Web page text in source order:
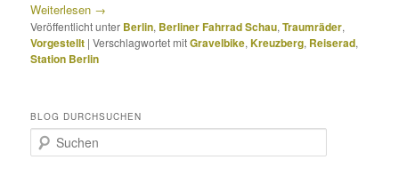
Weiterlesen →
Veröffentlicht unter Berlin, Berliner Fahrrad Schau,Traumräder,
Vorgestellt |Verschlagwortet mitGravelbike,Kreuzberg, Reiserad,
Station Berlin
BLOG DURCHSUCHEN
u